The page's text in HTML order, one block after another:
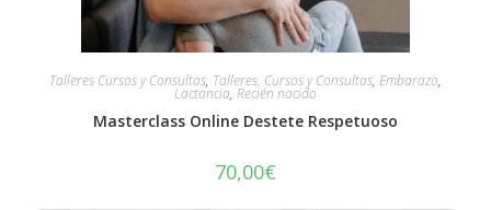
Talleres Cursos y Consultas, Talleres, Cursos y Consultas, Embarazo,
Lactancia, Recién nacido
Masterclass Online Destete Respetuoso
70,00€